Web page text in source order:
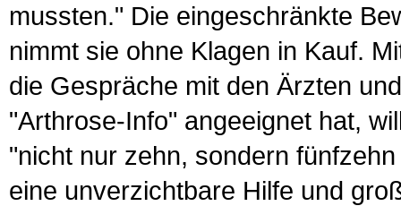
mussten." Die einge­schränk­te
nimmt sie ohne Klagen in Kauf.
die Gespräche mit den Ärzten
"Arthrose-Info" ange­eignet hat,
"nicht nur zehn, sondern
eine unverzichtbare Hilfe und